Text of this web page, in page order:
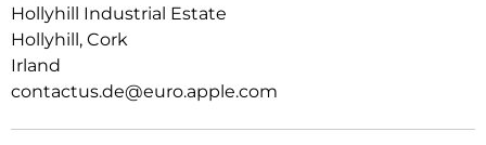
Hollyhill Industrial Estate
Hollyhill, Cork
Irland
contactus.de@euro.apple.com